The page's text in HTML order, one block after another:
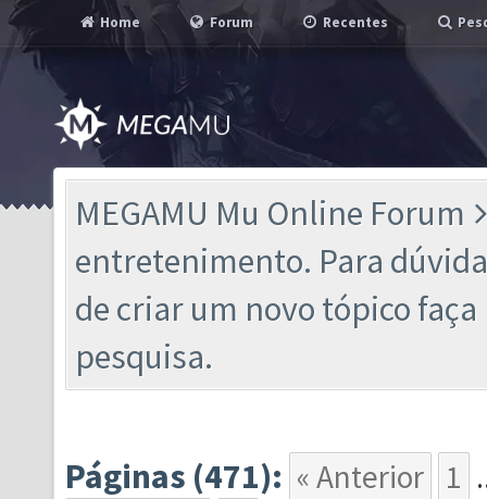
Home Forum Recentes
MEGAMU Mu Online Forum
entretenimento. Para
de criar um novo tópico
pesquisa.
Páginas (471): « Anterior 1